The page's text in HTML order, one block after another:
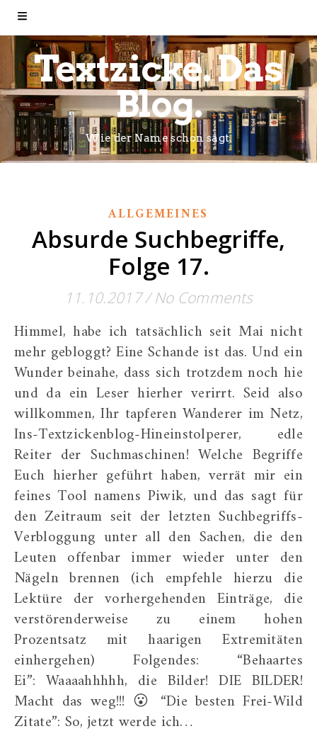
Textzicke. Das
Blog.
Wie der Name schon sagt.
ALLGEMEINES
Absurde Suchbegriffe,
Folge 17.
11.10.2017/ No Comments
Himmel, habe ich tatsächlich seit Mai nicht
mehr gebloggt? Eine Schande ist das. Und ein
Wunder beinahe, dass sich trotzdem noch hie
und da ein Leser hierher verirrt. Seid also
willkommen, Ihr tapferen Wanderer im Netz,
Ins-Textzickenblog-Hineinstolperer, edle
Reiter der Suchmaschinen! Welche Begriffe
Euch hierher geführt haben, verrät mir ein
feines Tool namens Piwik, und das sagt für
den Zeitraum seit der letzten Suchbegriffs-
Verbloggung unter all den Sachen, die den
Leuten offenbar immer wieder unter den
Nägeln brennen (ich empfehle hierzu die
Lektüre der vorhergehenden Einträge, die
verstörenderweise zu einem hohen
Prozentsatz mit haarigen Extremitäten
einhergehen) Folgendes: “Behaartes
Ei”: Waaaahhhhh, die Bilder! DIE BILDER!
Macht das weg!!! 😮 “Die besten Frei-Wild
Zitate”: So, jetzt werde ich…